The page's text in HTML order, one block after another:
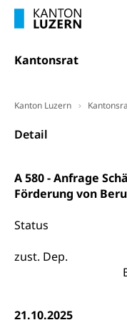
Kantonsrat
Kanton Luzern
Detail
A 580 - Anfrage
Förderung von
Status
zust. Dep.
21.10.2025
Dienststelle
AHV-
Innovative
Umschulung,
Berufsbildung,
Berufsberatung,
Berufsabschluss für
Lehre,